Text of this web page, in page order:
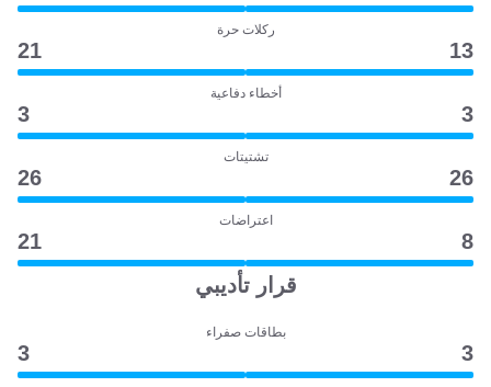
ركلات حرة
13
21
أخطاء دفاعية
3
3
تشتيتات
26
26
اعتراضات
8
21
قرار تأديبي
بطاقات صفراء
3
3